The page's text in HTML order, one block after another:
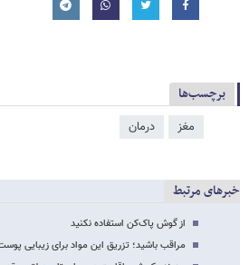
برچسب‌ها
مغز درمان
خبرهای مرتبط
از گوش پاک‌کن استفاده نکنید
مراقب باشید؛ تزریق این مواد برای زیبایی